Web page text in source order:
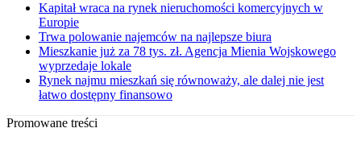
Kapitał wraca na rynek nieruchomości komercyjnych w
Europie
Trwa polowanie najemców na najlepsze biura
Mieszkanie już za 78 tys. zł. Agencja Mienia Wojskowego
wyprzedaje lokale
Rynek najmu mieszkań się równoważy, ale dalej nie jest
łatwo dostępny finansowo
Promowane treści